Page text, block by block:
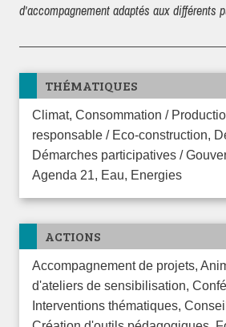
d'accompagnement adaptés aux différents
THÉMATIQUES
Climat, Consommation / Production
responsable / Eco-construction,
Démarches participatives /
Agenda 21, Eau, Energies
ACTIONS
Accompagnement de projets, Animation
d'ateliers de sensibilisation,
Interventions thématiques,